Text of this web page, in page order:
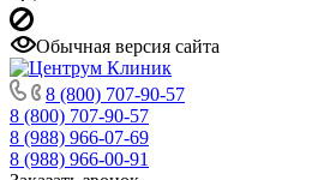
Обычная версия сайта
8 (800) 707-90-57
8 (800) 707-90-57
8 (988) 966-07-69
8 (988) 966-00-91